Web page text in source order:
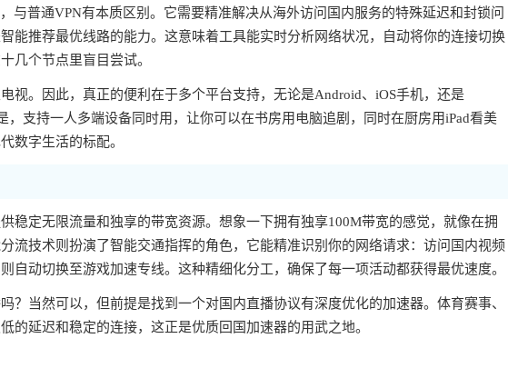
与普通VPN有本质区别。它需要精准解决从海外访问国内服务的特殊延迟和封锁问
能推荐最优线路的能力。这意味着工具能实时分析网络状况，自动将你的连接切换
几个节点里盲目尝试。
视。因此，真正的便利在于多个平台支持，无论是Android、iOS手机，还是
，支持一人多端设备同时用，让你可以在书房用电脑追剧，同时在厨房用iPad看美
数字生活的标配。
稳定无限流量和独享的带宽资源。想象一下拥有独享100M带宽的感觉，就像在拥
流技术则扮演了智能交通指挥的角色，它能精准识别你的网络请求：访问国内视频
自动切换至游戏加速专线。这种精细化分工，确保了每一项活动都获得最优速度。
？当然可以，但前提是找到一个对国内直播协议有深度优化的加速器。体育赛事、
的延迟和稳定的连接，这正是优质回国加速器的用武之地。